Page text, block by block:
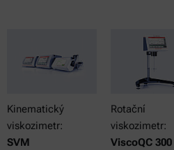
Kinematický
viskozimetr:
SVM
Rotační
viskozimetr:
ViscoQC 300